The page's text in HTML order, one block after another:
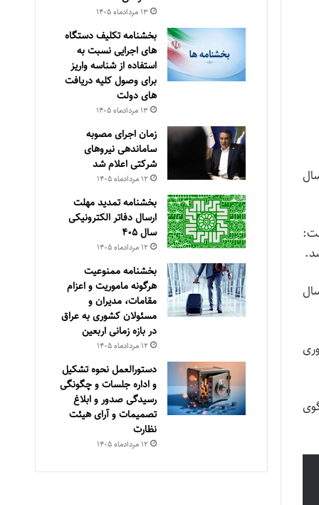
در پاییز امسال
سال
۱۳ مرداد‌ماه ۱۴۰۵
بخشنامه تکلیف دستگاه
های اجرایی نسبت به
استفاده از شناسه واریز
برای وصول کلیه دریافت
های دولت
۱۳ مرداد‌ماه ۱۴۰۵
زمان اجرای مصوبه
ساماندهی نیروهای
شرکتی اعلام شد
۱۲ مرداد‌ماه ۱۴۰۵
بخشنامه تمدید مهلت
ارسال دفاتر الکترونیکی
سال ۴۰۵
۱۲ مرداد‌ماه ۱۴۰۵
بخشنامه ممنوعیت
هرگونه ماموریت و اعزام
مقامات، مدیران و
مسئولان کشوری به عراق
در بازه زمانی اربعین
۱۲ مرداد‌ماه ۱۴۰۵
دستورالعمل نحوه تشکیل
و اداره جلسات و چگونگی
رسیدگی صدور و ‏ابلاغ
تصمیمات و‎ ‎آرای هیئت
نظارت
۱۲ مرداد‌ماه ۱۴۰۵